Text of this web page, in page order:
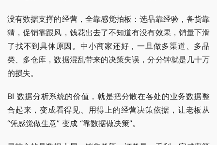
没有数据支撑的经营，全靠感觉拍板：选品靠经验，备货靠
猜，促销靠跟风，钱花出去了不知道有没有效果，销量下滑
了找不到具体原因。中小商家还好，一旦做多渠道、多品
类、多仓库，数据混乱带来的决策失误，分分钟就是几十万
的损失。
BI 数据分析系统的价值，就是把分散在各处的业务数据整
合起来，变成看得见、用得上的经营决策依据，让老板从
“凭感觉做生意” 变成 “靠数据做决策”。